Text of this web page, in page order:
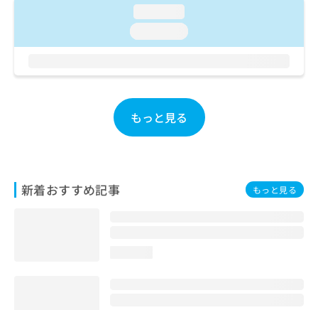
もっと見る
新着おすすめ記事 もっと見る
せ